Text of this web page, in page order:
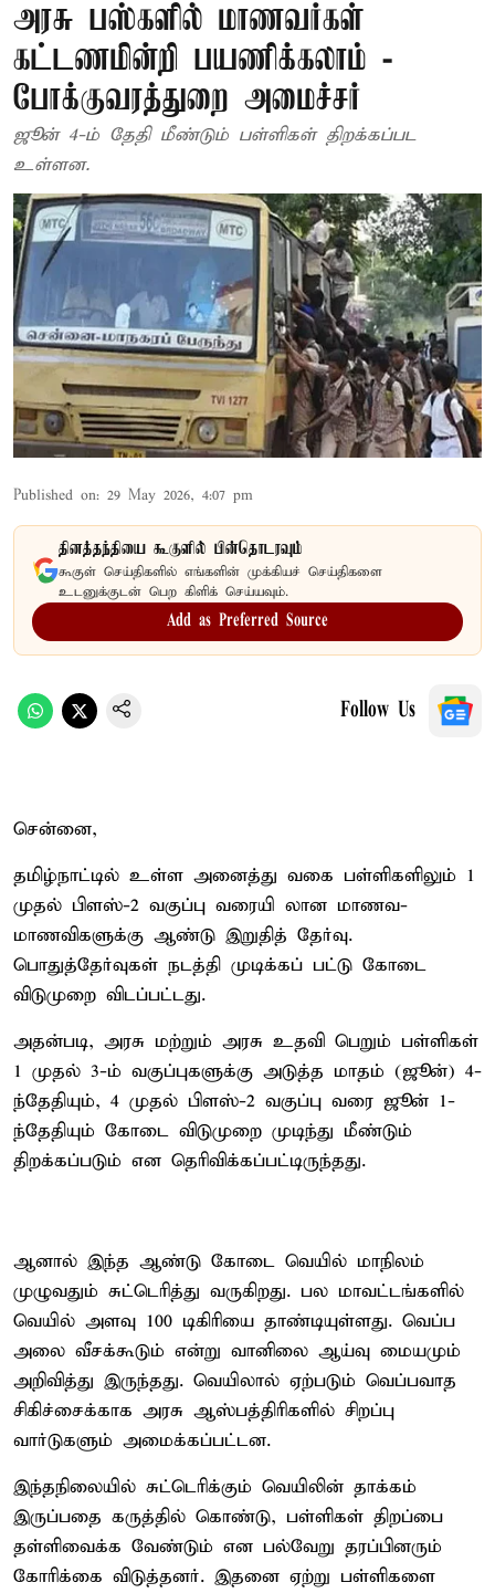
அரசு பஸ்களில் மாணவர்கள்
கட்டணமின்றி பயணிக்கலாம் -
போக்குவரத்துறை அமைச்சர்
ஜூன் 4-ம் தேதி மீண்டும் பள்ளிகள் திறக்கப்பட
உள்ளன.
Published on: 29 May 2026, 4:07 pm
தினத்தந்தியை கூகுளில் பின்தொடரவும்
கூகுள் செய்திகளில் எங்களின் முக்கியச் செய்திகளை
உடனுக்குடன் பெற கிளிக் செய்யவும்.
Add as Preferred Source
Follow Us
சென்னை,
தமிழ்நாட்டில் உள்ள அனைத்து வகை பள்ளிகளிலும் 1
முதல் பிளஸ்-2 வகுப்பு வரையி லான மாணவ-
மாணவிகளுக்கு ஆண்டு இறுதித் தேர்வு.
பொதுத்தேர்வுகள் நடத்தி முடிக்கப் பட்டு கோடை
விடுமுறை விடப்பட்டது.
அதன்படி, அரசு மற்றும் அரசு உதவி பெறும் பள்ளிகள்
1 முதல் 3-ம் வகுப்புகளுக்கு அடுத்த மாதம் (ஜூன்) 4-
ந்தேதியும், 4 முதல் பிளஸ்-2 வகுப்பு வரை ஜூன் 1-
ந்தேதியும் கோடை விடுமுறை முடிந்து மீண்டும்
திறக்கப்படும் என தெரிவிக்கப்பட்டிருந்தது.
ஆனால் இந்த ஆண்டு கோடை வெயில் மாநிலம்
முழுவதும் சுட்டெரித்து வருகிறது. பல மாவட்டங்களில்
வெயில் அளவு 100 டிகிரியை தாண்டியுள்ளது. வெப்ப
அலை வீசக்கூடும் என்று வானிலை ஆய்வு மையமும்
அறிவித்து இருந்தது. வெயிலால் ஏற்படும் வெப்பவாத
சிகிச்சைக்காக அரசு ஆஸ்பத்திரிகளில் சிறப்பு
வார்டுகளும் அமைக்கப்பட்டன.
இந்தநிலையில் சுட்டெரிக்கும் வெயிலின் தாக்கம்
இருப்பதை கருத்தில் கொண்டு, பள்ளிகள் திறப்பை
தள்ளிவைக்க வேண்டும் என பல்வேறு தரப்பினரும்
கோரிக்கை விடுத்தனர். இதனை ஏற்று பள்ளிகளை